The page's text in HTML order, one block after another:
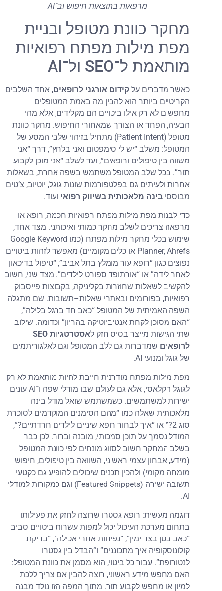
מרפאות בתוצאות חיפוש וב־AI
מחקר כוונת מטופל ובניית
מפת מילות מפתח רפואיות
מותאמת ל־SEO ול־AI
כאשר מדברים על קידום אורגני לרופאים, אחד השלבים
הקריטיים ביותר הוא להבין מה באמת המטופלים
מחפשים לא רק אילו ביטויים הם מקלידים, אלא מהי
הבעיה, הפחד או הצורך שמאחורי החיפוש. מחקר כוונת
מטופל (Patient Intent) מתחיל בזיהוי שלבי המסע של
המטופל: משלב “יש לי סימפטום ואני בלחץ”, דרך “אני
משווה בין טיפולים ורופאים”, ועד לשלב “אני מוכן לקבוע
תור”. בכל שלב המטופל משתמש בשפה אחרת, בשאלות
אחרות ולעיתים גם בפלטפורמות שונות גוגל, יוטיוב, צ’טים
מבוססי בינה מלאכותית בשיווק רפואי ועוד.
כדי לבנות מפת מילות מפתח רפואיות חכמה, רופא או
מרפאה צריכים לשלב מחקר כמותי ואיכותני. מצד אחד,
שימוש בכלי מחקר מילות מפתח (כמו Google Keyword
Planner, Ahrefs או כלים מקומיים) מאפשר לזהות ביטויים
נפוצים כגון “רופא עור מומלץ בתל אביב”, “טיפול בדיכאון
לאחר לידה” או “אורתופד ספורט לילדים”. מצד שני, חשוב
להקשיב לשאלות שחוזרות בקליניקה, בקבוצות פייסבוק
רפואיות, בפורומים ובאתרי שאלות–תשובות. שם מתגלה
השפה האמיתית של המטופל “כאב חד ברגל בלילה”,
“האם מסוכן לקחת אנטיביוטיקה בהריון” וכדומה. שילוב
שתי הגישות מייצר בסיס חזק ל
אסטרטגיות SEO
לרופאים שמדברות גם ללב המטופל וגם לאלגוריתמים
של גוגל ומנועי AI.
מפת מילות מפתח מודרנית חייבת להיות מותאמת לא רק
לגוגל הקלאסי, אלא גם לעולם שבו מודלי שפה ו־AI עונים
ישירות למשתמשים. כשמשתמש שואל מודל בינה
מלאכותית שאלה כמו “מהם הסימנים המוקדמים לסוכרת
סוג 2?” או “איך לבחור רופא שיניים לילדים חרדתיים?”,
המודל נסמך על תוכן סמכותי, מובנה וברור. לכן כבר
בשלב המחקר חשוב לסווג מונחים לפי כוונת המטופל
(מידע, אבחון עצמי ראשוני, השוואה בין טיפולים, חיפוש
מומחה מקומי) ולהכין תכנים שיכולים להופיע גם כקטעי
תשובה ישירה (Featured Snippets) וגם כמקורות למודלי
AI.
דוגמה מעשית: רופא גסטרו שרוצה לחזק את פעילותו
בתחום מערכת העיכול יכול למפות עשרות ביטויים סביב
“כאב בטן בצד ימין”, “נפיחות אחרי אכילה”, “בדיקת
קולונוסקופיה איך מתכוננים” ו“הבדל בין גסטרו
לנטורופת”. עבור כל ביטוי, הוא מסמן את כוונת המטופל:
האם מחפש מידע ראשוני, רוצה להבין אם צריך ללכת
למיון או מחפש לקבוע תור. מתוך המפה הזו נולד מבנה